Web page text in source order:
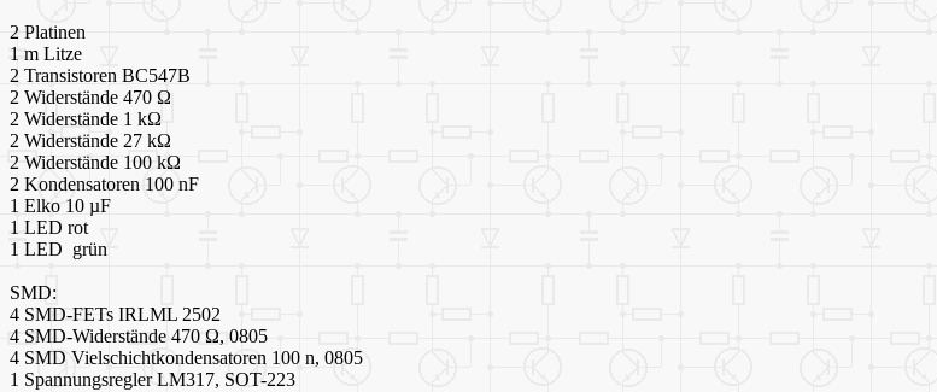
2 Platinen
1 m Litze
2 Transistoren BC547B
2 Widerstände 470 Ω
2 Widerstände 1 kΩ
2 Widerstände 27 kΩ
2 Widerstände 100 kΩ
2 Kondensatoren 100 nF
1 Elko 10 µF
1 LED rot
1 LED grün
SMD:
4 SMD-FETs IRLML 2502
4 SMD-Widerstände 470 Ω, 0805
4 SMD Vielschichtkondensatoren 100 n, 0805
1 Spannungsregler LM317, SOT-223